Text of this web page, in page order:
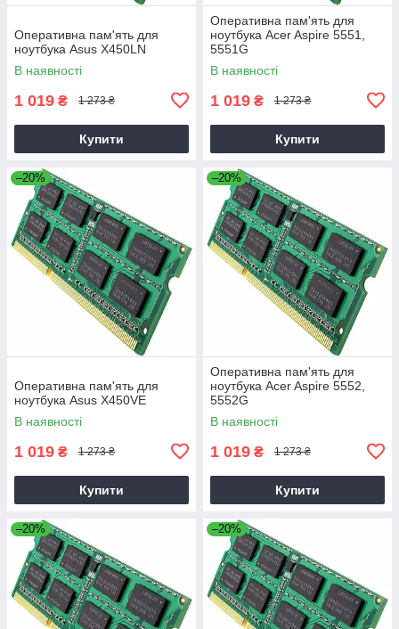
Оперативна пам'ять для
ноутбука Asus X450LN
В наявності
1 019 ₴ 1 273 ₴
Купити
Оперативна пам'ять для
ноутбука Acer Aspire 5551,
5551G
В наявності
1 019 ₴ 1 273 ₴
Купити
–20%
Оперативна пам'ять для
ноутбука Asus X450VE
В наявності
1 019 ₴ 1 273 ₴
Купити
–20%
Оперативна пам'ять для
ноутбука Acer Aspire 5552,
5552G
В наявності
1 019 ₴ 1 273 ₴
Купити
–20% –20%